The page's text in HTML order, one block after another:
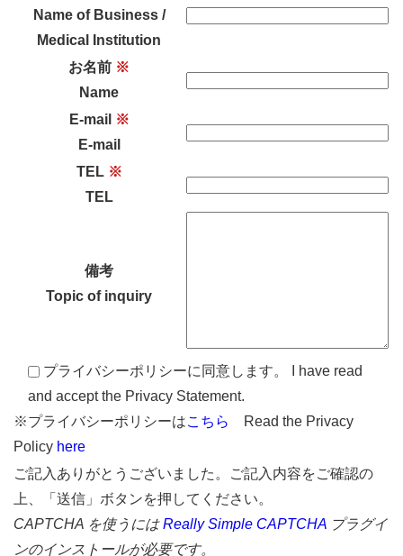
Name of Business /
Medical Institution
お名前 ※
Name
E-mail ※
E-mail
TEL ※
TEL
備考
Topic of inquiry
プライバシーポリシーに同意します。 I have read
and accept the Privacy Statement.
※プライバシーポリシーはこちら
Read the Privacy
Policy here
ご記入ありがとうございました。ご記入内容をご確認の
上、「送信」ボタンを押してください。
CAPTCHA を使うにはReally Simple CAPTCHA プラグイ
ンのインストールが必要です。